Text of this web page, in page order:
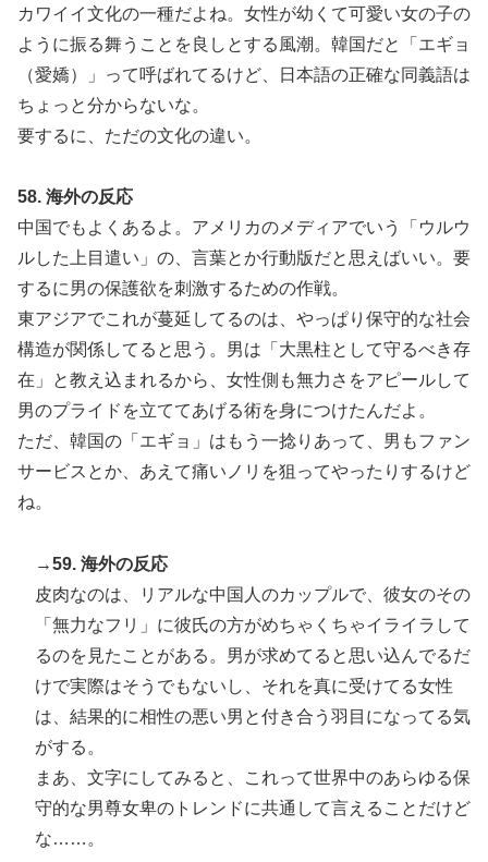
カワイイ文化の一種だよね。女性が幼くて可愛い女の子の
ように振る舞うことを良しとする風潮。韓国だと「エギョ
（愛嬌）」って呼ばれてるけど、日本語の正確な同義語は
ちょっと分からないな。
要するに、ただの文化の違い。
58. 海外の反応
中国でもよくあるよ。アメリカのメディアでいう「ウルウ
ルした上目遣い」の、言葉とか行動版だと思えばいい。要
するに男の保護欲を刺激するための作戦。
東アジアでこれが蔓延してるのは、やっぱり保守的な社会
構造が関係してると思う。男は「大黒柱として守るべき存
在」と教え込まれるから、女性側も無力さをアピールして
男のプライドを立ててあげる術を身につけたんだよ。
ただ、韓国の「エギョ」はもう一捻りあって、男もファン
サービスとか、あえて痛いノリを狙ってやったりするけど
ね。
→59. 海外の反応
皮肉なのは、リアルな中国人のカップルで、彼女のその
「無力なフリ」に彼氏の方がめちゃくちゃイライラして
るのを見たことがある。男が求めてると思い込んでるだ
けで実際はそうでもないし、それを真に受けてる女性
は、結果的に相性の悪い男と付き合う羽目になってる気
がする。
まあ、文字にしてみると、これって世界中のあらゆる保
守的な男尊女卑のトレンドに共通して言えることだけど
な……。